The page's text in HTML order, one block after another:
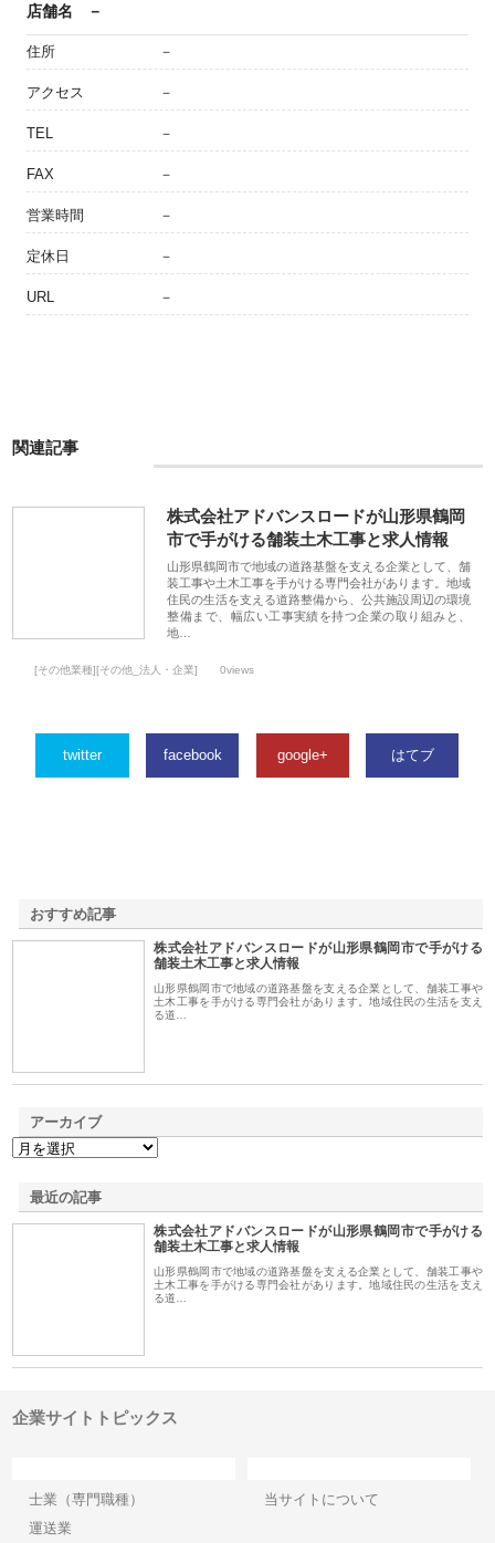
店舗名 －
住所 －
アクセス －
TEL －
FAX －
営業時間 －
定休日 －
URL －
関連記事
株式会社アドバンスロードが山形県鶴岡
市で手がける舗装土木工事と求人情報
山形県鶴岡市で地域の道路基盤を支える企業として、舗
装工事や土木工事を手がける専門会社があります。地域
住民の生活を支える道路整備から、公共施設周辺の環境
整備まで、幅広い工事実績を持つ企業の取り組みと、
地…
[その他業種][その他_法人・企業] 0views
twitter facebook google+ はてブ
おすすめ記事
株式会社アドバンスロードが山形県鶴岡市で手がける
舗装土木工事と求人情報
山形県鶴岡市で地域の道路基盤を支える企業として、舗装工事や
土木工事を手がける専門会社があります。地域住民の生活を支え
る道…
アーカイブ
最近の記事
株式会社アドバンスロードが山形県鶴岡市で手がける
舗装土木工事と求人情報
山形県鶴岡市で地域の道路基盤を支える企業として、舗装工事や
土木工事を手がける専門会社があります。地域住民の生活を支え
る道…
企業サイトトピックス
士業（専門職種）
運送業
当サイトについて